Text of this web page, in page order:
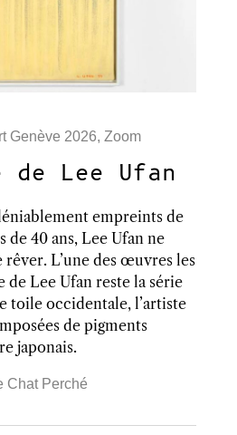
Genève 2026, Zoom
de Lee Ufan
empreints de
de 40 ans, Lee Ufan ne
rêver. L’une des œuvres les
de Lee Ufan reste la série
toile occidentale, l’artiste
de pigments
japonais.
Chat Perché